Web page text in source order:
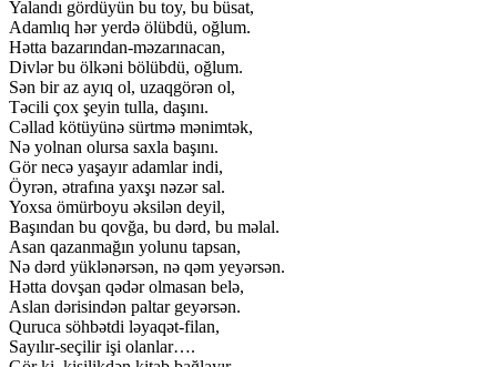
Yalandı gördüyün bu toy, bu büsat,
Adamlıq hər yerdə ölübdü, oğlum.
Hətta bazarından-məzarınacan,
Divlər bu ölkəni bölübdü, oğlum.
Sən bir az ayıq ol, uzaqgörən ol,
Təcili çox şeyin tulla, daşını.
Cəllad kötüyünə sürtmə mənimtək,
Nə yolnan olursa saxla başını.
Gör necə yaşayır adamlar indi,
Öyrən, ətrafına yaxşı nəzər sal.
Yoxsa ömürboyu əksilən deyil,
Başından bu qovğa, bu dərd, bu məlal.
Asan qazanmağın yolunu tapsan,
Nə dərd yüklənərsən, nə qəm yeyərsən.
Hətta dovşan qədər olmasan belə,
Aslan dərisindən paltar geyərsən.
Quruca söhbətdi ləyaqət-filan,
Sayılır-seçilir işi olanlar….